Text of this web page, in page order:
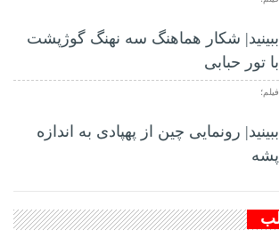
شکار هماهنگ سه نهنگ گوژپشت
تور حبابی
رونمایی چین از پهپادی به اندازه